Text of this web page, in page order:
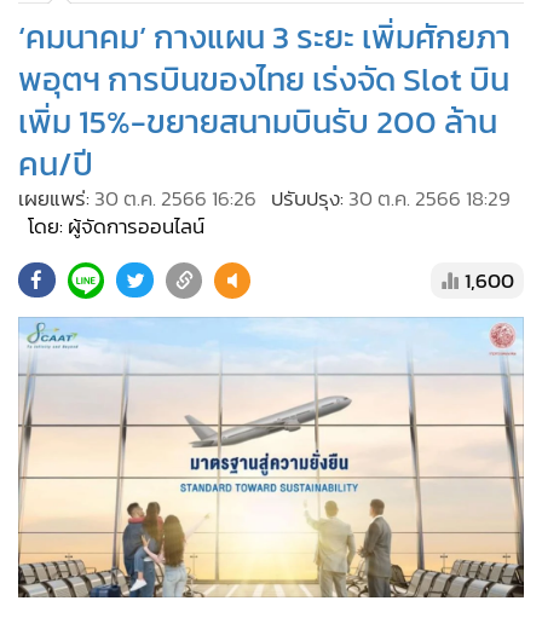
•
• CbizReview
• Cyber BIZ
• ผู้จัดกวน
• Good health & Well-being
Green Innovation & SD
• Management & HR
• MGR Live
Infographic
• การเมือง
• ท่องเที่ยว
• กีฬา
•
ต่างประเทศ
• Special Scoop
• เศรษฐกิจ-ธุรกิจ
‘คมนาคม’ กางแผน 3 ระยะ เพิ่มศักยภา
พอุตฯ การบินของไทย เร่งจัด Slot บิน
เพิ่ม 15%-ขยายสนามบินรับ 200 ล้าน
คน/ปี
เผยแพร่: 30 ต.ค. 2566 16:26 ปรับปรุง: 30 ต.ค. 2566 18:29
โดย: ผู้จัดการออนไลน์
1,600